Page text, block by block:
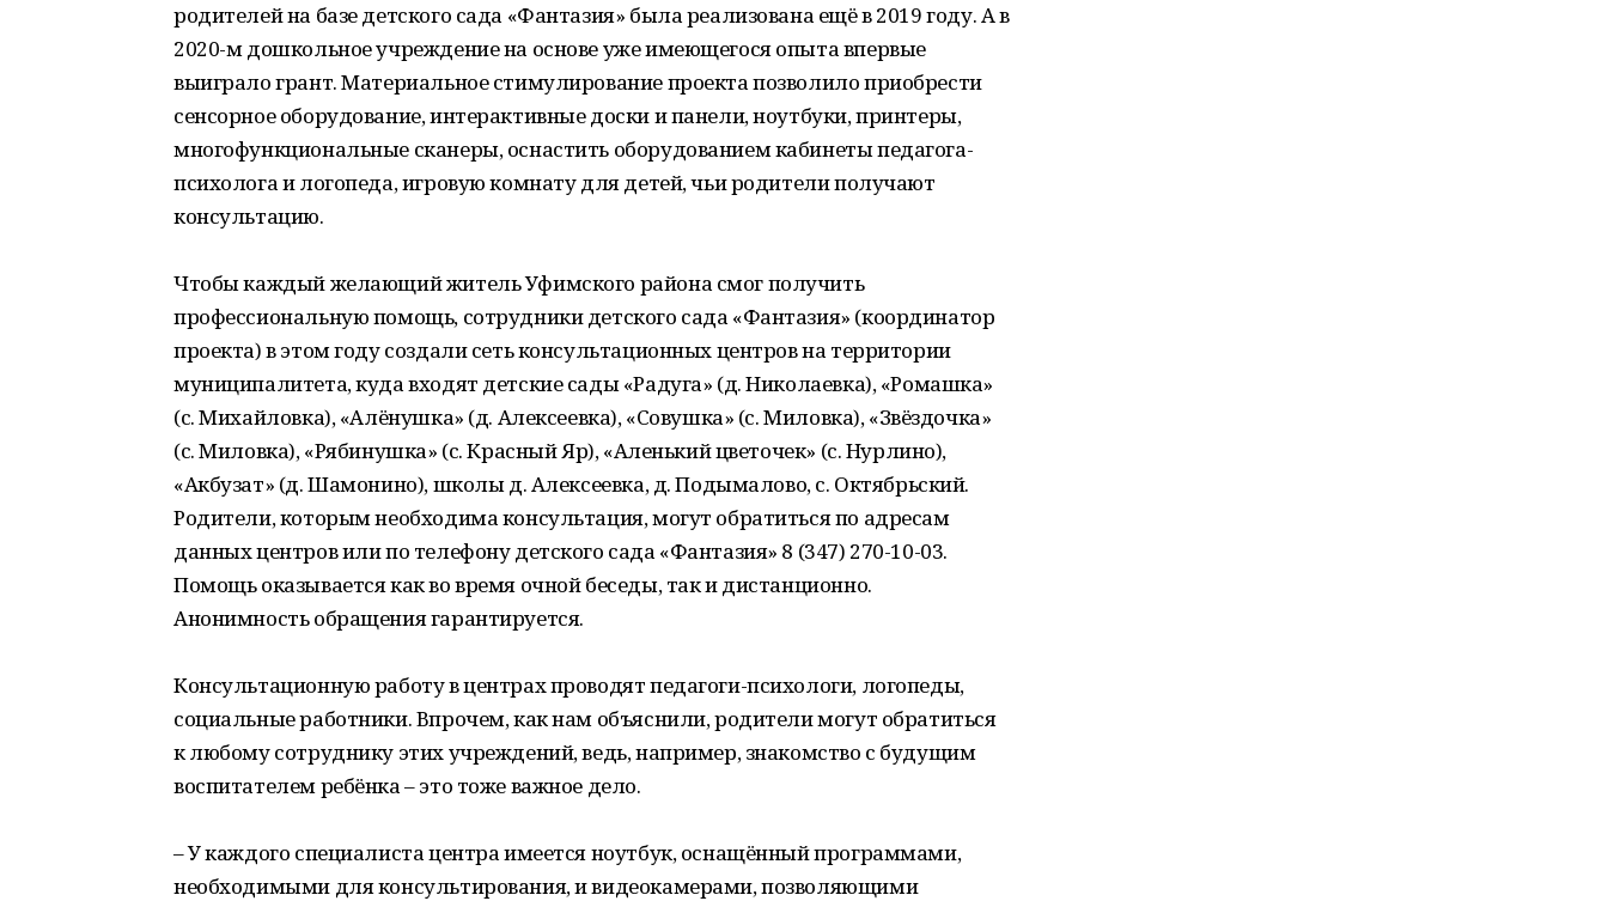
родителей на базе детского сада «Фантазия» была реализована ещё в 2019 году. А в
2020-м дошкольное учреждение на основе уже имеющегося опыта впервые
выиграло грант. Материальное стимулирование проекта позволило приобрести
сенсорное оборудование, интерактивные доски и панели, ноутбуки, принтеры,
многофункциональные сканеры, оснастить оборудованием кабинеты педагога-
психолога и логопеда, игровую комнату для детей, чьи родители получают
консультацию.
Чтобы каждый желающий житель Уфимского района смог получить
профессиональную помощь, сотрудники детского сада «Фантазия» (координатор
проекта) в этом году создали сеть консультационных центров на территории
муниципалитета, куда входят детские сады «Радуга» (д. Николаевка), «Ромашка»
(с. Михайловка), «Алёнушка» (д. Алексеевка), «Совушка» (с. Миловка), «Звёздочка»
(с. Миловка), «Рябинушка» (с. Красный Яр), «Аленький цветочек» (с. Нурлино),
«Акбузат» (д. Шамонино), школы д. Алексеевка, д. Подымалово, с. Октябрьский.
Родители, которым необходима консультация, могут обратиться по адресам
данных центров или по телефону детского сада «Фантазия» 8 (347) 270-10-03.
Помощь оказывается как во время очной беседы, так и дистанционно.
Анонимность обращения гарантируется.
Консультационную работу в центрах проводят педагоги-психологи, логопеды,
социальные работники. Впрочем, как нам объяснили, родители могут обратиться
к любому сотруднику этих учреждений, ведь, например, знакомство с будущим
воспитателем ребёнка – это тоже важное дело.
– У каждого специалиста центра имеется ноутбук, оснащённый программами,
необходимыми для консультирования, и видеокамерами, позволяющими